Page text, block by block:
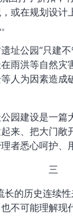
或在规划设计
址公园“只建
雨洪等自然灾
人为因素造成
园建设是一篇
来、把大门敞
者悉心呵护、
三
长的历史连续
不可能理解现